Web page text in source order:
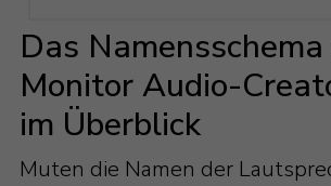
Das
Monitor Audio-
im Überblick
Muten die Namen der